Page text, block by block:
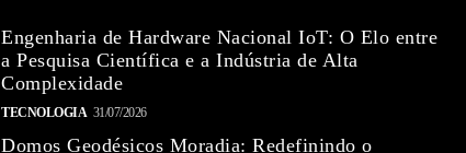
Engenharia de Hardware Nacional IoT: O Elo entre
a Pesquisa Científica e a Indústria de Alta
Complexidade
TECNOLOGIA 31/07/2026
Domos Geodésicos Moradia: Redefinindo o